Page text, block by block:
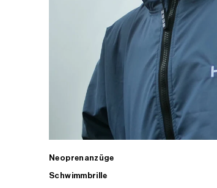
Neoprenanzüge
Schwimmbrille